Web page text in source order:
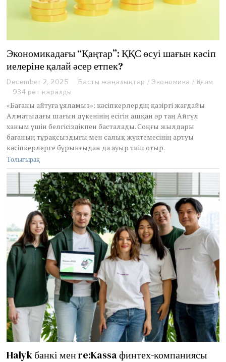
Экономикадағы “Қаңтар”: ҚҚС өсуі шағын кәсіп
иелеріне қалай әсер етпек?
December 2, 2025
e
e
m
b
e
r
2
0
2
5
Басты жаңалықтар / Экономика / Қоғам
934 рет қаралды
«Бағаны айтуға ұяламыз»: кәсіпкерлердің қазіргі жағдайы
Алматыдағы шағын дүкенінің есігін ашқан әр таң Айгүл
ханым үшін белгісіздікпен басталады. Соңғы жылдары
бағаның тұрақсыздығы мен салық жүктемесінің артуы
кәсіпкерлерге бұрынғыдан да ауыр тиіп отыр.
Толығырақ
Halyk банкі мен re:Kassa финтех-компаниясы